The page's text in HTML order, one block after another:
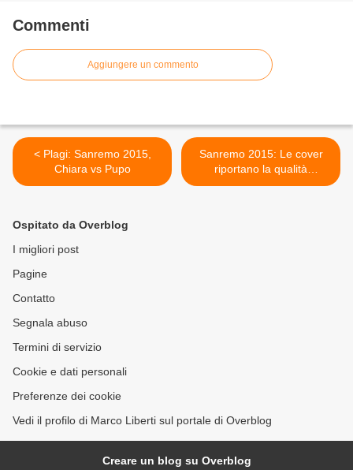
Commenti
Aggiungere un commento
< Plagi: Sanremo 2015,
Chiara vs Pupo
Sanremo 2015: Le cover
riportano la qualità
all'Ariston >
Ospitato da Overblog
I migliori post
Pagine
Contatto
Segnala abuso
Termini di servizio
Cookie e dati personali
Preferenze dei cookie
Vedi il profilo di Marco Liberti sul portale di Overblog
Creare un blog su Overblog